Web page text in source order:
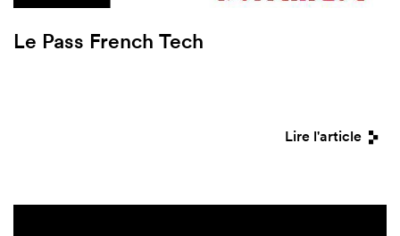
Le Pass French Tech
Lire l'article